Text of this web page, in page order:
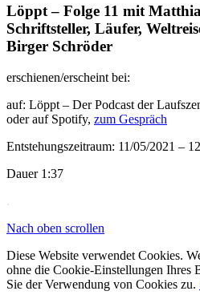
Löppt – Folge 11 mit
Schriftsteller, Läufer,
Birger Schröder
erschienen/erscheint bei:
auf: Löppt – Der Podcast der
oder auf Spotify, zum Gespräch
Entstehungszeitraum: 11/05/2021 –
Dauer 1:37
.
Nach oben scrollen
Diese Website verwendet Cookies.
ohne die Cookie-Einstellungen Ihres
Sie der Verwendung von Cookies zu.